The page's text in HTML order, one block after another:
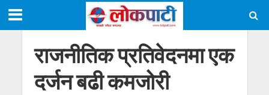
राजनीतिक प्रतिवेदनमा एक
दर्जन बढी कमजोरी